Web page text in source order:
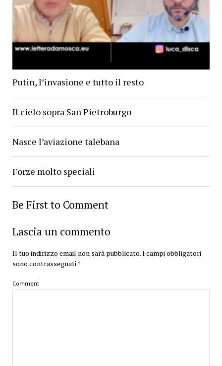
Putin, l’invasione e tutto il resto
Il cielo sopra San Pietroburgo
Nasce l’aviazione talebana
Forze molto speciali
Be First to Comment
Lascia un commento
Il tuo indirizzo email non sarà pubblicato.I campi obbligatori
sono contrassegnati*
Comment